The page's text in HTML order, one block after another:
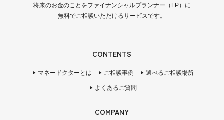
将来のお金のことをファイナンシャルプランナー（FP）に
無料でご相談いただけるサービスです。
CONTENTS
マネードクターとは ご相談事例 選べるご相談場所
よくあるご質問
COMPANY